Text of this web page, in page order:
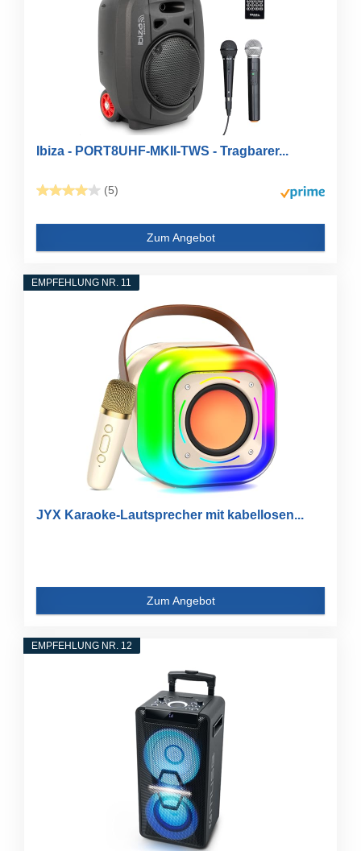
Ibiza - PORT8UHF-MKII-TWS - Tragbarer...
(5)
Zum Angebot
EMPFEHLUNG NR. 11
JYX Karaoke-Lautsprecher mit kabellosen...
Zum Angebot
EMPFEHLUNG NR. 12